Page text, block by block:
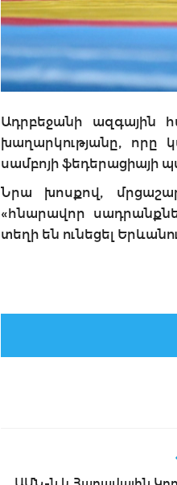
Ադրբեջանի ազգային
խաղարկությանը, որը
սամբոյի ֆեդերացիայի
Նրա խոսքով,
«հնարավոր
տեղի են ունեցել